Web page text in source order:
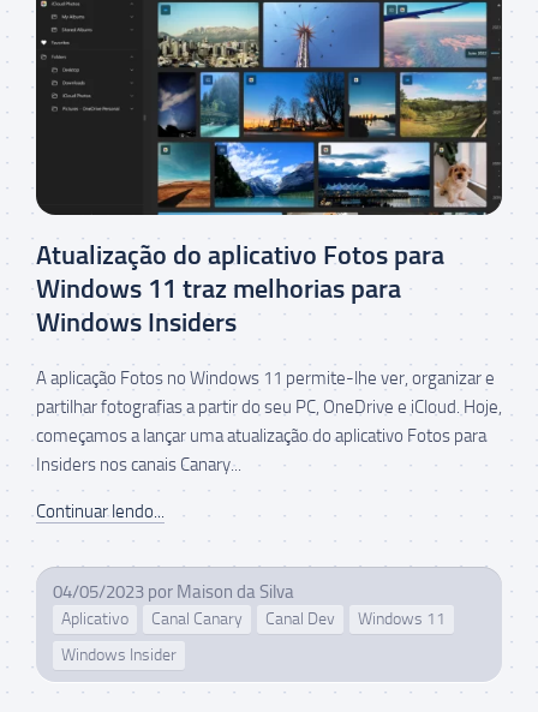
Atualização do aplicativo Fotos para
Windows 11 traz melhorias para
Windows Insiders
A aplicação Fotos no Windows 11 permite-lhe ver, organizar e
partilhar fotografias a partir do seu PC, OneDrive e iCloud. Hoje,
começamos a lançar uma atualização do aplicativo Fotos para
Insiders nos canais Canary...
Continuar lendo...
04/05/2023 por Maison da Silva
Aplicativo Canal Canary Canal Dev
Windows 11
Windows Insider